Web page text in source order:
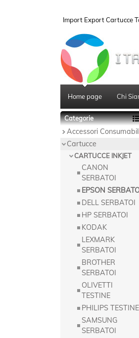
Import Export Cartucce
Home page Chi
Categorie
Accessori
Cartucce
CARTUCCE INKJET
CANON
SERBATOI
EPSON
DELL SERBATOI
HP SERBATOI
KODAK
LEXMARK
SERBATOI
BROTHER
SERBATOI
OLIVETTI
TESTINE
PHILIPS TESTINE
SAMSUNG
SERBATOI